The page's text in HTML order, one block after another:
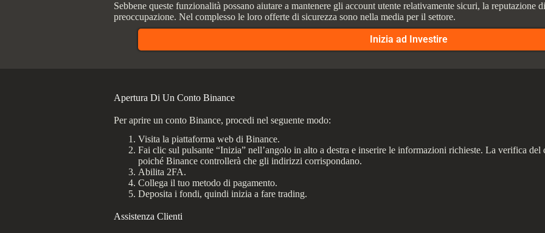
Sebbene queste funzionalità possano aiutare a mantenere gli account utente relativamente sicuri, la reputazione
preoccupazione. Nel complesso le loro offerte di sicurezza sono nella media per il settore.
Inizia ad Investire
Apertura Di Un Conto Binance
Per aprire un conto Binance, procedi nel seguente modo:
Visita la piattaforma web di Binance.
Fai clic sul pulsante “Inizia” nell’angolo in alto a destra e inserire le informazioni richieste. La verifica
poiché Binance controllerà che gli indirizzi corrispondano.
Abilita 2FA.
Collega il tuo metodo di pagamento.
Deposita i fondi, quindi inizia a fare trading.
Assistenza Clienti